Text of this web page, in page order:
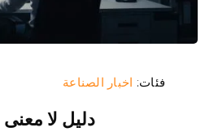
فئات: اخبار الصناعة
دليل لا